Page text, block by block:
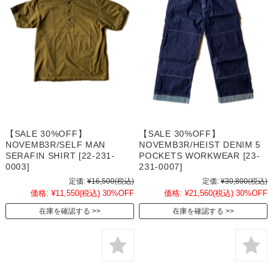
【SALE 30%OFF】
NOVEMB3R/SELF MAN
SERAFIN SHIRT [22-231-
0003]
定価: ¥16,500(税込)
価格: ¥11,550(税込) 30%OFF
在庫を確認する
【SALE 30%OFF】
NOVEMB3R/HEIST DENIM 5
POCKETS WORKWEAR [23-
231-0007]
定価: ¥30,800(税込)
価格: ¥21,560(税込) 30%OFF
在庫を確認する